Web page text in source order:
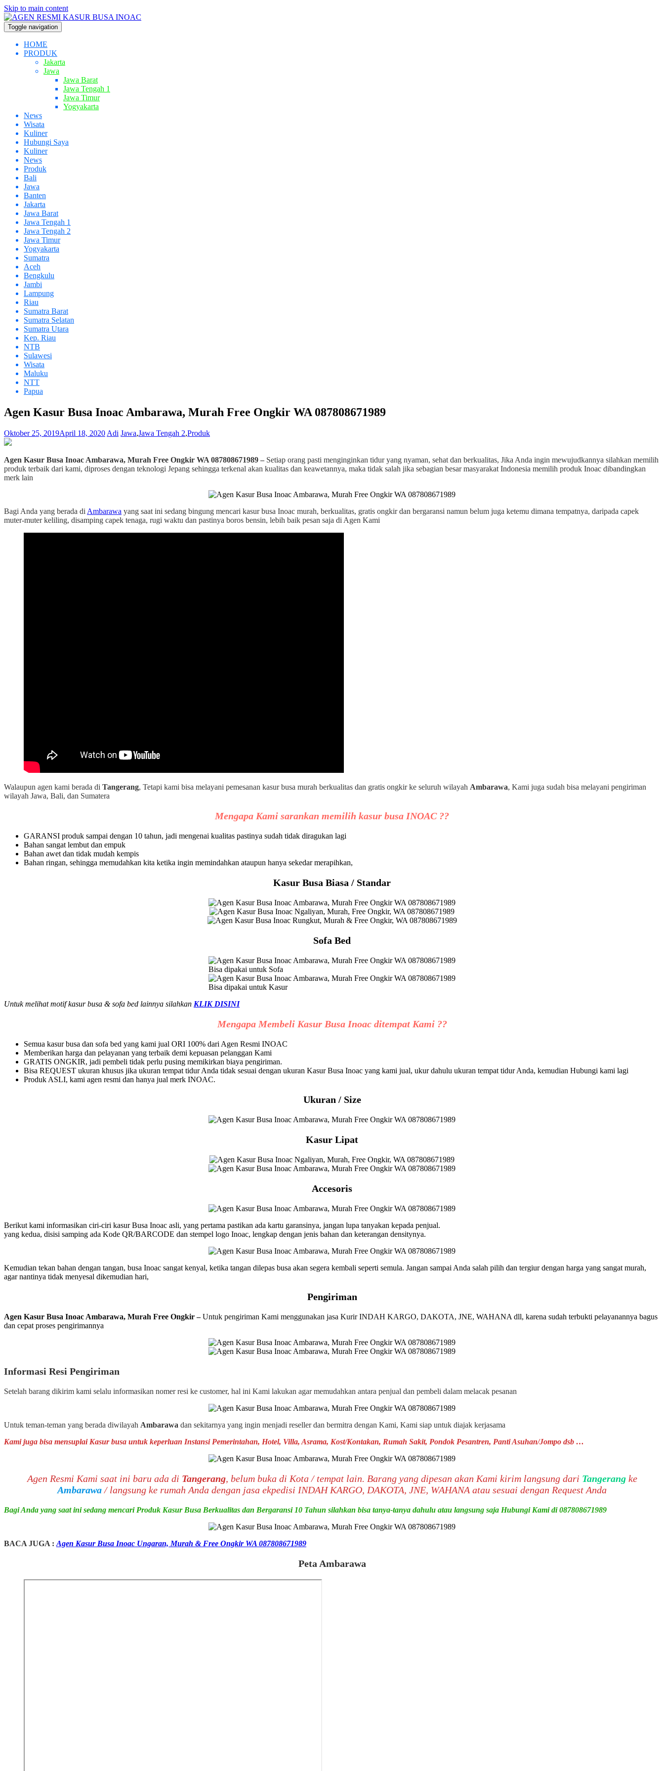
Skip to main content
Toggle navigation
HOME
PRODUK
Jakarta
Jawa
Jawa Barat
Jawa Tengah 1
Jawa Timur
Yogyakarta
News
Wisata
Kuliner
Hubungi Saya
Kuliner
News
Produk
Bali
Jawa
Banten
Jakarta
Jawa Barat
Jawa Tengah 1
Jawa Tengah 2
Jawa Timur
Yogyakarta
Sumatra
Aceh
Bengkulu
Jambi
Lampung
Riau
Sumatra Barat
Sumatra Selatan
Sumatra Utara
Kep. Riau
NTB
Sulawesi
Wisata
Maluku
NTT
Papua
Agen Kasur Busa Inoac Ambarawa, Murah Free Ongkir WA 087808671989
Oktober 25, 2019April 18, 2020 Adi Jawa,Jawa Tengah 2,Produk
Agen Kasur Busa Inoac Ambarawa, Murah Free Ongkir WA 087808671989 – Setiap orang pasti menginginkan tidur yang nyaman, sehat dan berkualitas, Jika Anda ingin mewujudkannya silahkan memilih
produk terbaik dari kami, diproses dengan teknologi Jepang sehingga terkenal akan kualitas dan keawetannya, maka tidak salah jika sebagian besar masyarakat Indonesia memilih produk Inoac dibandingkan
merk lain
Bagi Anda yang berada di Ambarawa yang saat ini sedang bingung mencari kasur busa Inoac murah, berkualitas, gratis ongkir dan bergaransi namun belum juga ketemu dimana tempatnya, daripada capek
muter-muter keliling, disamping capek tenaga, rugi waktu dan pastinya boros bensin, lebih baik pesan saja di Agen Kami
Walaupun agen kami berada di Tangerang, Tetapi kami bisa melayani pemesanan kasur busa murah berkualitas dan gratis ongkir ke seluruh wilayah Ambarawa, Kami juga sudah bisa melayani pengiriman
wilayah Jawa, Bali, dan Sumatera
Mengapa Kami sarankan memilih kasur busa INOAC ??
GARANSI produk sampai dengan 10 tahun, jadi mengenai kualitas pastinya sudah tidak diragukan lagi
Bahan sangat lembut dan empuk
Bahan awet dan tidak mudah kempis
Bahan ringan, sehingga memudahkan kita ketika ingin memindahkan ataupun hanya sekedar merapihkan,
Kasur Busa Biasa / Standar
Sofa Bed
Bisa dipakai untuk Sofa
Bisa dipakai untuk Kasur
Untuk melihat motif kasur busa & sofa bed lainnya silahkan KLIK DISINI
Mengapa Membeli Kasur Busa Inoac ditempat Kami ??
Semua kasur busa dan sofa bed yang kami jual ORI 100% dari Agen Resmi INOAC
Memberikan harga dan pelayanan yang terbaik demi kepuasan pelanggan Kami
GRATIS ONGKIR, jadi pembeli tidak perlu pusing memikirkan biaya pengiriman.
Bisa REQUEST ukuran khusus jika ukuran tempat tidur Anda tidak sesuai dengan ukuran Kasur Busa Inoac yang kami jual, ukur dahulu ukuran tempat tidur Anda, kemudian Hubungi kami lagi
Produk ASLI, kami agen resmi dan hanya jual merk INOAC.
Ukuran / Size
Kasur Lipat
Accesoris
Berikut kami informasikan ciri-ciri kasur Busa Inoac asli, yang pertama pastikan ada kartu garansinya, jangan lupa tanyakan kepada penjual.
yang kedua, disisi samping ada Kode QR/BARCODE dan stempel logo Inoac, lengkap dengan jenis bahan dan keterangan densitynya.
Kemudian tekan bahan dengan tangan, busa Inoac sangat kenyal, ketika tangan dilepas busa akan segera kembali seperti semula. Jangan sampai Anda salah pilih dan tergiur dengan harga yang sangat murah,
agar nantinya tidak menyesal dikemudian hari,
Pengiriman
Agen Kasur Busa Inoac Ambarawa, Murah Free Ongkir –Untuk pengiriman Kami menggunakan jasa Kurir INDAH KARGO, DAKOTA, JNE, WAHANA dll, karena sudah terbukti pelayanannya bagus
dan cepat proses pengirimannya
Informasi Resi Pengiriman
Setelah barang dikirim kami selalu informasikan nomer resi ke customer, hal ini Kami lakukan agar memudahkan antara penjual dan pembeli dalam melacak pesanan
Untuk teman-teman yang berada diwilayah Ambarawa dan sekitarnya yang ingin menjadi reseller dan bermitra dengan Kami, Kami siap untuk diajak kerjasama
Kami juga bisa mensuplai Kasur busa untuk keperluan Instansi Pemerintahan, Hotel, Villa, Asrama, Kost/Kontakan, Rumah Sakit, Pondok Pesantren, Panti Asuhan/Jompo dsb …
Agen Resmi Kami saat ini baru ada di Tangerang, belum buka di Kota / tempat lain. Barang yang dipesan akan Kami kirim langsung dari Tangerang ke
Ambarawa/ langsung ke rumah Anda dengan jasa ekpedisi INDAH KARGO, DAKOTA, JNE, WAHANA atau sesuai dengan Request Anda
Bagi Anda yang saat ini sedang mencari Produk Kasur Busa Berkualitas dan Bergaransi 10 Tahun silahkan bisa tanya-tanya dahulu atau langsung saja Hubungi Kami di 087808671989
BACA JUGA : Agen Kasur Busa Inoac Ungaran, Murah & Free Ongkir WA 087808671989
Peta Ambarawa